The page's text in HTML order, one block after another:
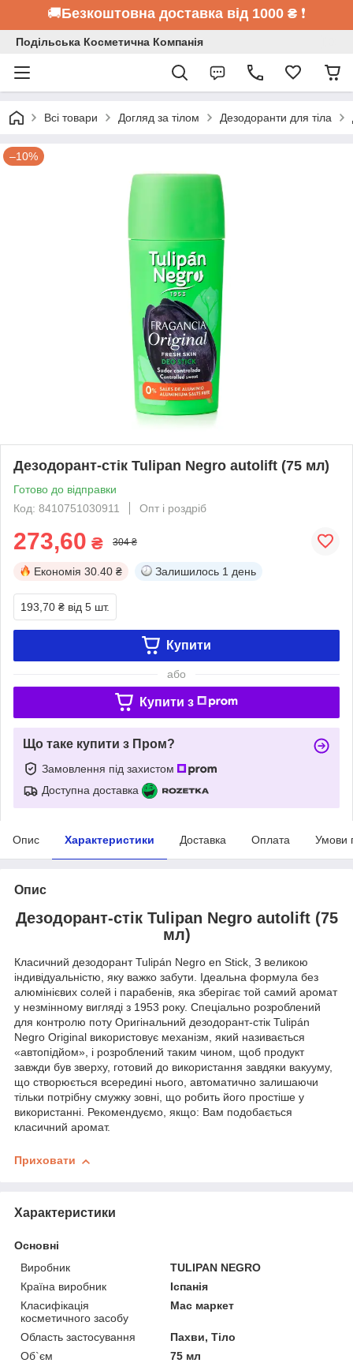
🚚Безкоштовна доставка від 1000 ₴ ❗
Подільська Косметична Компанія
Всі товари Догляд за тілом Дезодоранти для тіла
–10%
Дезодорант-стік Tulipan Negro autolift (75 мл)
Готово до відправки
Код: 8410751030911
Опт і роздріб
273,60 ₴ 304 ₴
Економія 30.40 ₴ Залишилось 1 день
193,70 ₴ від 5 шт.
Купити
або
Купити з
Що таке купити з Пром?
Замовлення під захистом
Доступна доставка
Опис Характеристики Доставка Оплата Умови
Опис
Дезодорант-стік Tulipan Negro autolift (75
мл)
Класичний дезодорант Tulipán Negro en Stick, З великою
індивідуальністю, яку важко забути. Ідеальна формула без
алюмінієвих солей і парабенів, яка зберігає той самий аромат
у незмінному вигляді з 1953 року. Спеціально розроблений
для контролю поту Оригінальний дезодорант-стік Tulipán
Negro Original використовує механізм, який називається
«автопідйом», і розроблений таким чином, щоб продукт
завжди був зверху, готовий до використання завдяки вакууму,
що створюється всередині нього, автоматично залишаючи
тільки потрібну смужку зовні, що робить його простіше у
використанні. Рекомендуємо, якщо: Вам подобається
класичний аромат.
Приховати
Характеристики
Основні
Виробник
TULIPAN NEGRO
Країна виробник
Іспанія
Класифікація
косметичного засобу
Мас маркет
Область застосування
Пахви, Тіло
Об`єм
75 мл